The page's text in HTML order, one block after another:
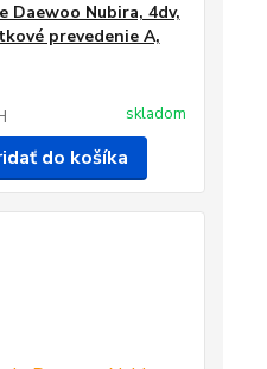
Daewoo Nubira, 4dv,
prevedenie A,
skladom
do košíka